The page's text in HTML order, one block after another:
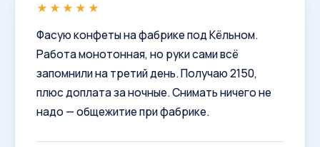
★★★★★
Фасую конфеты на фабрике под Кёльном.
Работа монотонная, но руки сами всё
запомнили на третий день. Получаю 2150,
плюс доплата за ночные. Снимать ничего не
надо — общежитие при фабрике.